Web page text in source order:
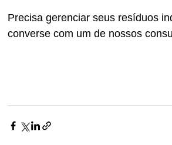
Precisa gerenciar seus resíduos
converse com um de nossos